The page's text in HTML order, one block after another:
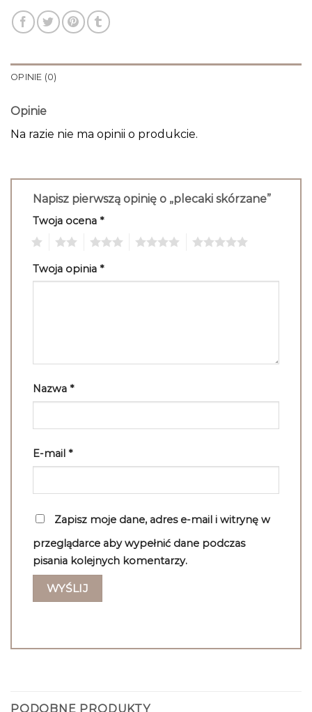
OPINIE (0)
Opinie
Na razie nie ma opinii o produkcie.
Napisz pierwszą opinię o „plecaki skórzane”
Twoja ocena *
Twoja opinia *
Nazwa *
E-mail *
Zapisz moje dane, adres e-mail i witrynę w
przeglądarce aby wypełnić dane podczas
pisania kolejnych komentarzy.
PODOBNE PRODUKTY